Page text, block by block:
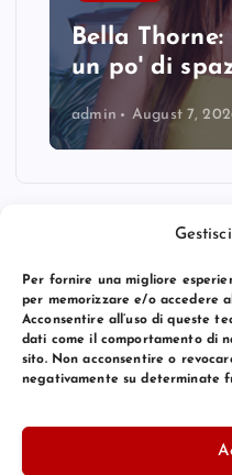
Per fornire una migliore
per memorizzare e/o accedere
Acconsentire all’uso di queste
dati come il comportamento di
sito. Non acconsentire o
negativamente su determinate
Bella
un po' di
admin August 7,